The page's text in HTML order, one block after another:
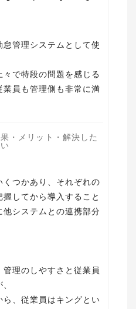
管理システムとして使
で特段の問題を感じる
員も管理側も非常に満
・メリット・解決した
つかあり、それぞれの
してから導入すること
システムとの連携部分
理のしやすさと従業員
、従業員はキングとい